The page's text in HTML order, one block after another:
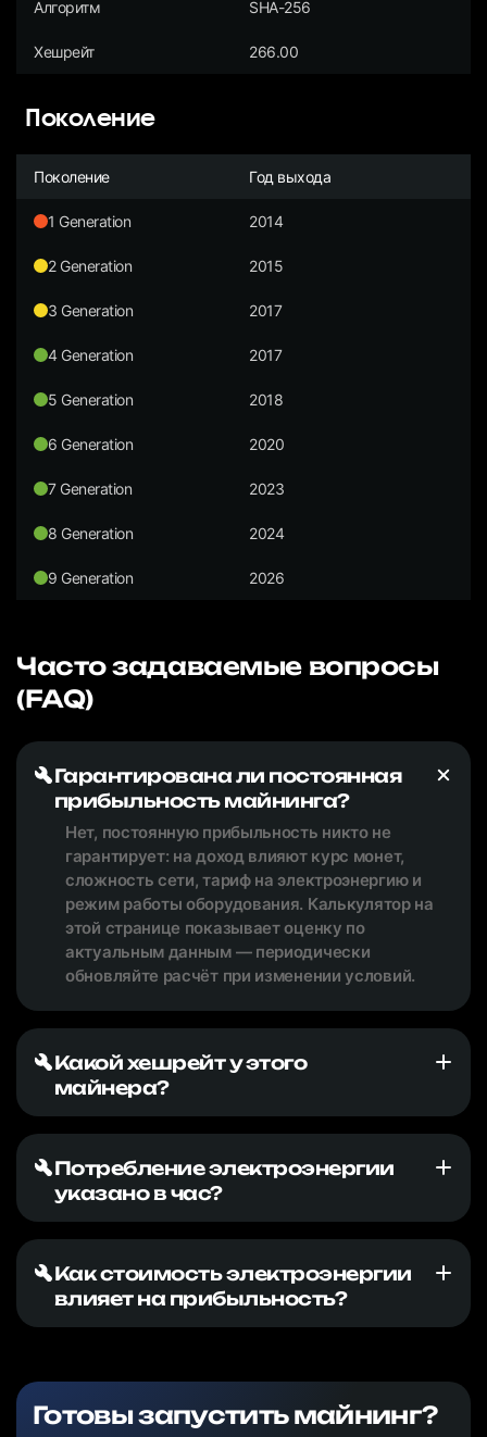
Алгоритм SHA-256
Хешрейт 266.00
Поколение
Поколение Год выхода
1 Generation 2014
2 Generation 2015
3 Generation 2017
4 Generation 2017
5 Generation 2018
6 Generation 2020
7 Generation 2023
8 Generation 2024
9 Generation 2026
Часто задаваемые вопросы
(FAQ)
Гарантирована ли постоянная
прибыльность майнинга?
Нет, постоянную прибыльность никто не
гарантирует: на доход влияют курс монет,
сложность сети, тариф на электроэнергию и
режим работы оборудования. Калькулятор на
этой странице показывает оценку по
актуальным данным — периодически
обновляйте расчёт при изменении условий.
Какой хешрейт у этого
майнера?
Потребление электроэнергии
указано в час?
Как стоимость электроэнергии
влияет на прибыльность?
Готовы запустить майнинг?